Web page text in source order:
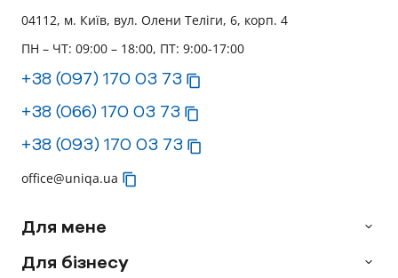
04112, м. Київ, вул. Олени Теліги, 6, корп. 4
ПН – ЧТ: 09:00 – 18:00, ПТ: 9:00-17:00
+38 (097) 170 03 73
+38 (066) 170 03 73
+38 (093) 170 03 73
office@uniqa.ua
Для мене
Для бізнесу